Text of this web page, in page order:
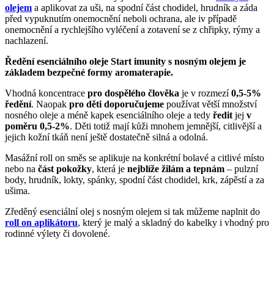
olejem a aplikovat za uši, na spodní část chodidel, hrudník a záda
před vypuknutím onemocnění neboli ochrana, ale iv případě
onemocnění a rychlejšího vyléčení a zotavení se z chřipky, rýmy a
nachlazení.
Ředění esenciálního oleje Start imunity s nosným olejem je
základem bezpečné formy aromaterapie.
Vhodná koncentrace pro dospělého člověka je v rozmezí0,5-5%
ředění. Naopak pro děti doporučujeme používat větší množství
nosného oleje a méně kapek esenciálního oleje a tedy ředit jej v
poměru 0,5-2%. Děti totiž mají kůži mnohem jemnější, citlivější a
jejich kožní tkáň není ještě dostatečně silná a odolná.
Masážní roll on směs se aplikuje na konkrétní bolavé a citlivé místo
nebo na část pokožky, která je nejblíže žilám a tepnám – pulzní
body, hrudník, lokty, spánky, spodní část chodidel, krk, zápěstí a za
ušima.
Zředěný esenciální olej s nosným olejem si tak můžeme naplnit do
roll on aplikátoru, který je malý a skladný do kabelky i vhodný pro
rodinné výlety či dovolené.